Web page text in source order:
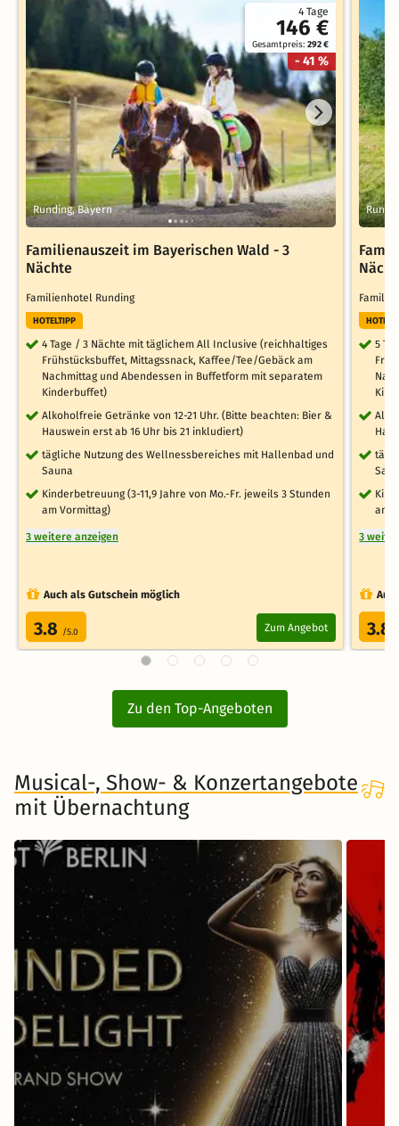
4 Tage
146 €
Gesamtpreis:292 €
- 41 %
Runding, Bayern
Familienauszeit im Bayerischen Wald - 3
Nächte
Familienhotel Runding
HOTELTIPP
4 Tage / 3 Nächte mit täglichem All Inclusive (reichhaltiges
Frühstücksbuffet, Mittagssnack, Kaffee/Tee/Gebäck am
Nachmittag und Abendessen in Buffetform mit separatem
Kinderbuffet)
Alkoholfreie Getränke von 12-21 Uhr. (Bitte beachten: Bier &
Hauswein erst ab 16 Uhr bis 21 inkludiert)
tägliche Nutzung des Wellnessbereiches mit Hallenbad und
Sauna
Kinderbetreuung (3-11,9 Jahre von Mo.-Fr. jeweils 3 Stunden
am Vormittag)
3 weitere anzeigen
Auch als Gutschein möglich
3.8 /5.0 Zum Angebot
5
am
3
3.8
Zu den Top-Angeboten
Musical-, Show- & Konzertangebote
mit Übernachtung